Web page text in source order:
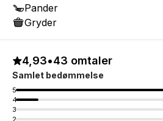
Pander
Gryder
4,93•43 omtaler
Samlet bedømmelse
5
4
3
2